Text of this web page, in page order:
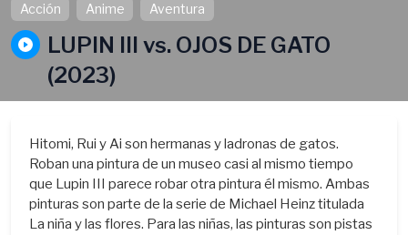
Acción Anime Aventura
LUPIN III vs. OJOS DE GATO
(2023)
Hitomi, Rui y Ai son hermanas y ladronas de gatos.
Roban una pintura de un museo casi al mismo tiempo
que Lupin III parece robar otra pintura él mismo. Ambas
pinturas son parte de la serie de Michael Heinz titulada
La niña y las flores. Para las niñas, las pinturas son pistas